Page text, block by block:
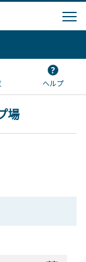
ヘルプ
場